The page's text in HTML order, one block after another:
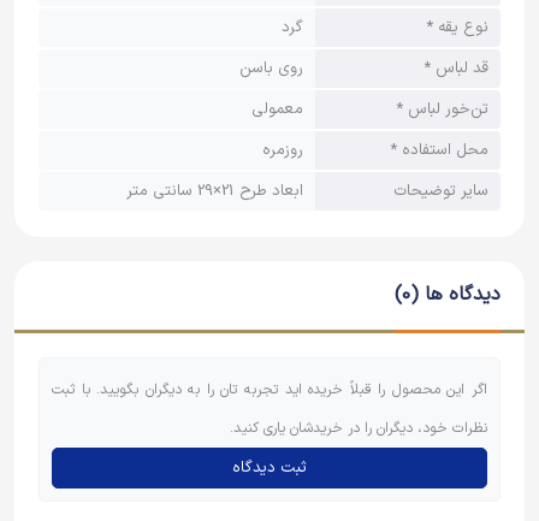
نوع یقه *
گرد
قد لباس *
روی باسن
تن‌خور لباس *
معمولی
محل استفاده *
روزمره
سایر توضیحات
ابعاد طرح 21×29 سانتی متر
دیدگاه ها (0)
اگر این محصول را قبلاً خریده اید تجربه تان را به دیگران بگویید. با ثبت
نظرات خود، دیگران را در خریدشان یاری کنید.
ثبت دیدگاه